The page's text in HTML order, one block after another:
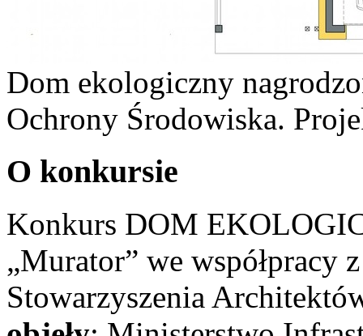
Dom ekologiczny
Ochrony Środowiska.
O konkursie
Konkurs DOM
„Murator” we współpracy
Stowarzyszenia